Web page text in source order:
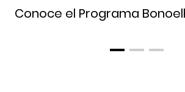
Conoce el Programa